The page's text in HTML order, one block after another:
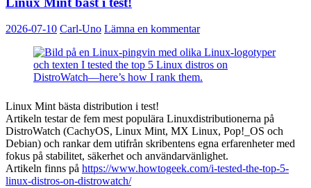
2026-07-10 Carl-Uno Lämna en kommentar
Linux Mint bästa distribution i test!
Artikeln testar de fem mest populära Linuxdistributionerna på
DistroWatch (CachyOS, Linux Mint, MX Linux, Pop!_OS och
Debian) och rankar dem utifrån skribentens egna erfarenheter med
fokus på stabilitet, säkerhet och användarvänlighet.
Artikeln finns på https://www.howtogeek.com/i-tested-the-top-5-
linux-distros-on-distrowatch/